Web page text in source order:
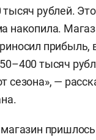
тысяч рублей.
накопила.
прибыль,
тысяч
сезона», —